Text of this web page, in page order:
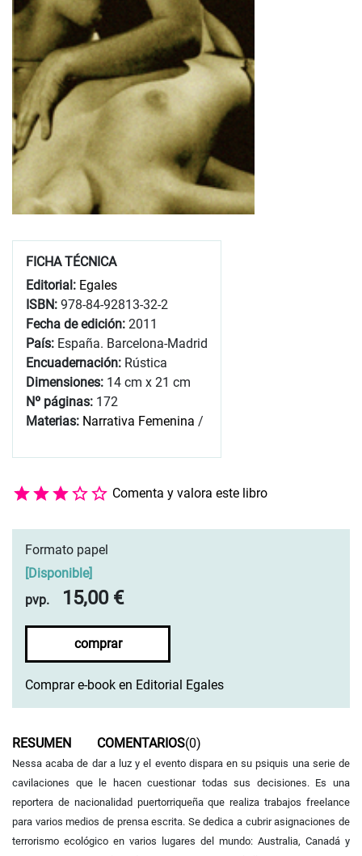
FICHA TÉCNICA
Editorial: Egales
ISBN: 978-84-92813-32-2
Fecha de edición: 2011
País: España. Barcelona-Madrid
Encuadernación: Rústica
Dimensiones: 14 cm x 21 cm
Nº páginas: 172
Materias: Narrativa Femenina /
Comenta y valora este libro
Formato papel
Disponible]
pvp.
15,00 €
comprar
Comprar e-book en Editorial Egales
RESUMEN COMENTARIOS(0)
Nessa acaba de dar a luz y el evento dispara en su psiquis una serie de
cavilaciones que le hacen cuestionar todas sus decisiones. Es una
reportera de nacionalidad puertorriqueña que realiza trabajos freelance
para varios medios de prensa escrita. Se dedica a cubrir asignaciones de
terrorismo ecológico en varios lugares del mundo: Australia, Canadá y